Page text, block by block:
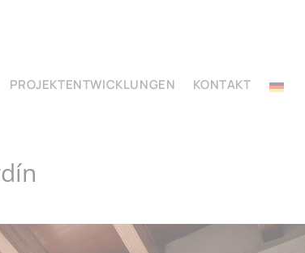
PROJEKTENTWICKLUNGEN KONTAKT